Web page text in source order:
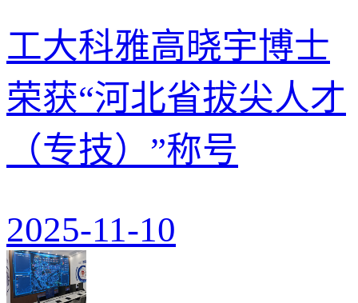
工大科雅高晓宇博士
荣获“河北省拔尖人才
（专技）”称号
2025-11-10